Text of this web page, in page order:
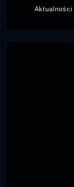
Aktualności